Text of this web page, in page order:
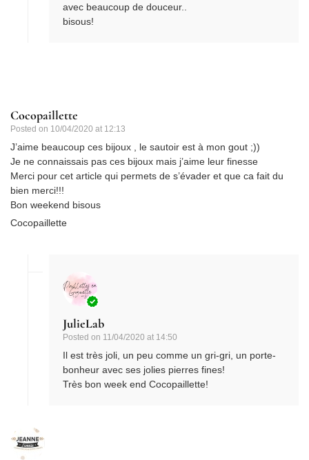
avec beaucoup de douceur..
bisous!
Cocopaillette
Posted on 10/04/2020 at 12:13
J’aime beaucoup ces bijoux , le sautoir est à mon gout ;))
Je ne connaissais pas ces bijoux mais j’aime leur finesse
Merci pour cet article qui permets de s’évader et que ca fait du
bien merci!!!
Bon weekend bisous
Cocopaillette
JulieLab
Posted on 11/04/2020 at 14:50
Il est très joli, un peu comme un gri-gri, un porte-
bonheur avec ses jolies pierres fines!
Très bon week end Cocopaillette!